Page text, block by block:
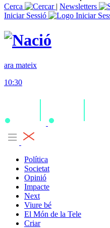
Cerca
| Newsletters
Iniciar Sessió
ara mateix
10:30
Política
Societat
Opinió
Impacte
Next
Viure bé
El Món de la Tele
Criar